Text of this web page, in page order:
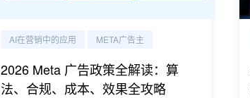
AI在营销中的应用 META广告主
2026 Meta 广告政策全解读：算
法、合规、成本、效果全攻略